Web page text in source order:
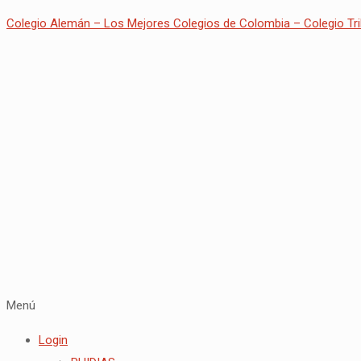
Colegio Alemán – Los Mejores Colegios de Colombia – Colegio
Menú
Login